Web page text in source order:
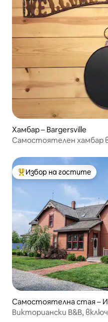
Хамбар – Bargersville
Самостоятелен хамбар
Най-популярен избор на
Избор на гостите
Самостоятелна стая –
Викториански B&B,